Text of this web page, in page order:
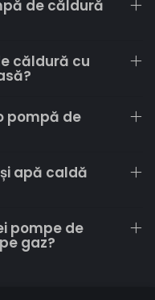
de căldură
căldură cu
pompă de
apă caldă
pompe de
gaz?